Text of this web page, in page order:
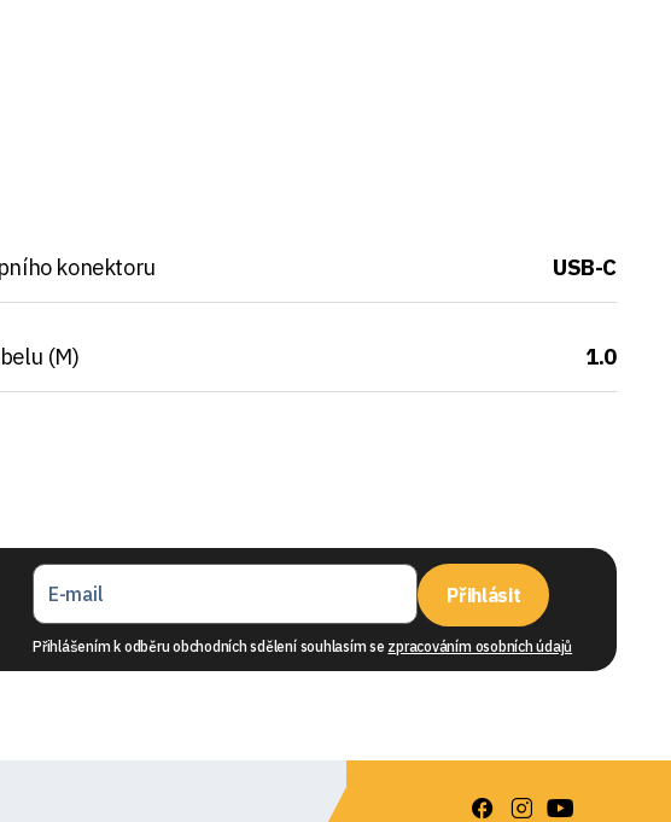
konektoru USB-C
(M) 1.0
Přihlásit
Přihlášením k odběru obchodních sdělení souhlasím se zpracováním osobních údajů